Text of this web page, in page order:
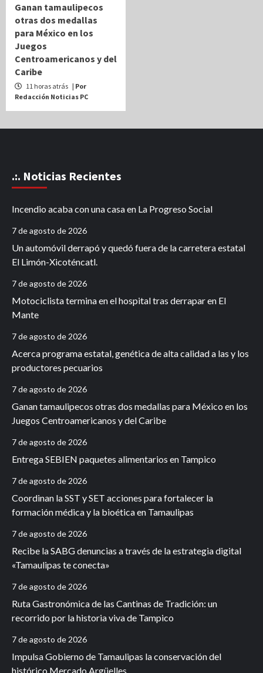
Ganan tamaulipecos
otras dos medallas
para México en los
Juegos
Centroamericanos y del
Caribe
11 horas atrás | Por
Redacción Noticias PC
.:. Noticias Recientes
Incendio acaba con una casa en La Progreso Social
7 de agosto de 2026
Un automóvil derrapó y quedó fuera de la carretera estatal
El Limón-Xicoténcatl.
7 de agosto de 2026
Motociclista termina en el hospital tras derrapar en El
Mante
7 de agosto de 2026
Acerca programa estatal, genética de alta calidad a las y los
productores pecuarios
7 de agosto de 2026
Ganan tamaulipecos otras dos medallas para México en los
Juegos Centroamericanos y del Caribe
7 de agosto de 2026
Entrega SEBIEN paquetes alimentarios en Tampico
7 de agosto de 2026
Coordinan la SST y SET acciones para fortalecer la
formación médica y la bioética en Tamaulipas
7 de agosto de 2026
Recibe la SABG denuncias a través de la estrategia digital
«Tamaulipas te conecta»
7 de agosto de 2026
Ruta Gastronómica de las Cantinas de Tradición: un
recorrido por la historia viva de Tampico
7 de agosto de 2026
Impulsa Gobierno de Tamaulipas la conservación del
histórico Mercado Argüelles